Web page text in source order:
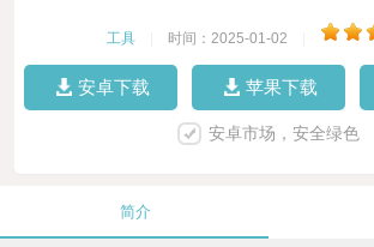
工具 时间：2025-01-02
安卓下载 苹果下载
安卓市场，安全绿色
简介